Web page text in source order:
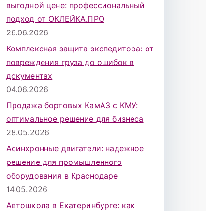
выгодной цене: профессиональный
подход от ОКЛЕЙКА.ПРО
26.06.2026
Комплексная защита экспедитора: от
повреждения груза до ошибок в
документах
04.06.2026
Продажа бортовых КамАЗ с КМУ:
оптимальное решение для бизнеса
28.05.2026
Асинхронные двигатели: надежное
решение для промышленного
оборудования в Краснодаре
14.05.2026
Автошкола в Екатеринбурге: как